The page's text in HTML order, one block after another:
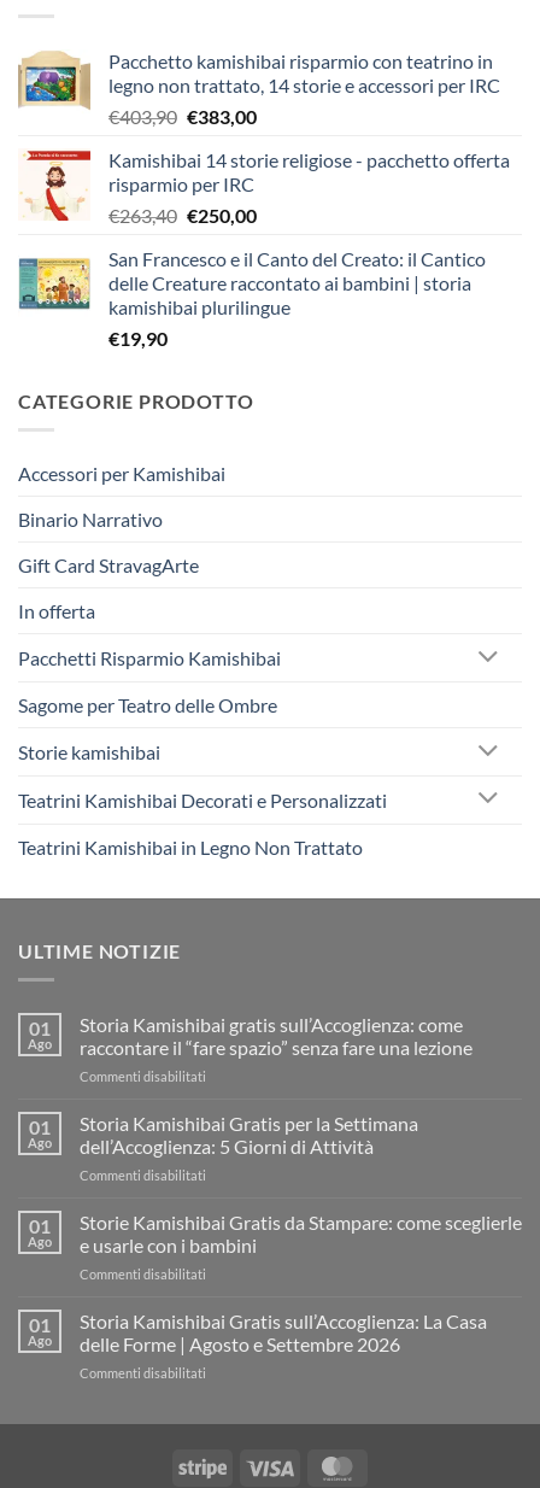
Pacchetto kamishibai risparmio con teatrino in
legno non trattato, 14 storie e accessori per IRC
€403,90 Il
originale
era:
€403,90.
€383,00Il
attuale
€383,00.
Kamishibai 14 storie religiose - pacchetto offerta
risparmio per IRC
€263,40 Il
originale
era:
€263,40.
€250,00Il
attuale
è:
€250,00.
San Francesco e il Canto del Creato: il Cantico
delle Creature raccontato ai bambini | storia
kamishibai plurilingue
€19,90
CATEGORIE PRODOTTO
Accessori per Kamishibai
Binario Narrativo
Gift Card StravagArte
In offerta
Pacchetti Risparmio Kamishibai
Sagome per Teatro delle Ombre
Storie kamishibai
Teatrini Kamishibai Decorati e Personalizzati
Teatrini Kamishibai in Legno Non Trattato
ULTIME NOTIZIE
01
Ago
Storia Kamishibai gratis sull’Accoglienza: come
raccontare il “fare spazio” senza fare una lezione
Commenti disabilitati
Kamishibai
sull’Accoglienza:
il
“fare
una
lezione
01
Ago
Storia Kamishibai Gratis per la Settimana
dell’Accoglienza: 5 Giorni di Attività
Commenti disabilitati
Kamishibai
per
dell’Accoglienza:
Giorni
01
Ago
Storie Kamishibai Gratis da Stampare: come sceglierle
e usarle con i bambini
Commenti disabilitati
Kamishibai
da
usarle
con
01
Ago
Storia Kamishibai Gratis sull’Accoglienza: La Casa
delle Forme | Agosto e Settembre 2026
Commenti disabilitati
La Stripe Visa